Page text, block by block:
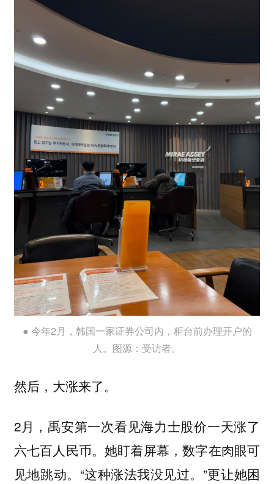
● 今年2月，韩国一家证券公司内，柜台前办理开户的
人。图源：受访者。
然后，大涨来了。
2月，禹安第一次看见海力士股价一天涨了
六七百人民币。她盯着屏幕，数字在肉眼可
见地跳动。“这种涨法我没见过。”更让她困